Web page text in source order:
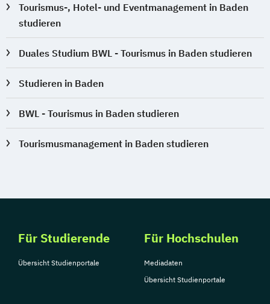
Tourismus-, Hotel- und Eventmanagement in Baden
studieren
Duales Studium BWL - Tourismus in Baden studieren
Studieren in Baden
BWL - Tourismus in Baden studieren
Tourismusmanagement in Baden studieren
Für Studierende
Übersicht Studienportale
Für Hochschulen
Mediadaten
Übersicht Studienportale